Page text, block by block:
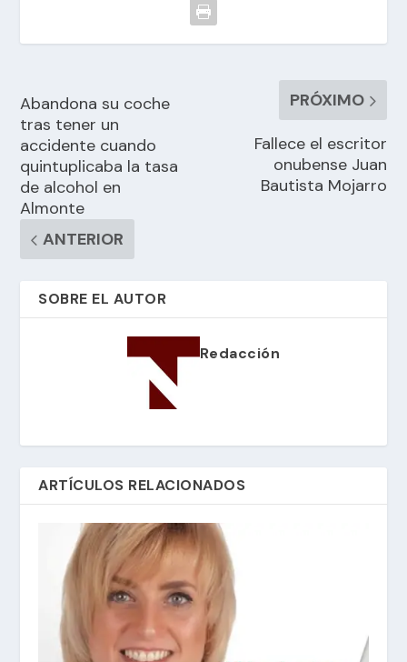
Abandona su coche
tras tener un
accidente cuando
quintuplicaba la tasa
de alcohol en
Almonte
ANTERIOR
PRÓXIMO
Fallece el escritor
onubense Juan
Bautista Mojarro
SOBRE EL AUTOR
Redacción
ARTÍCULOS RELACIONADOS